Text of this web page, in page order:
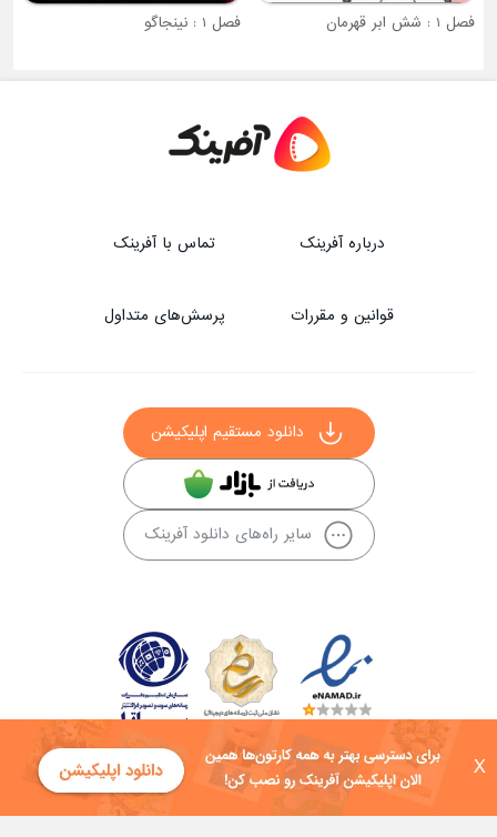
X
درباره آفرینک تماس با آفرینک
قوانین و مقررات پرسش‌های متداول
دانلود مستقیم اپلیکیشن
سایر راه‌های دانلود آفرینک
کلیه حقوق این سایت به شرکت توسعه فناوی هفت آسمان توکان تعلق دارد و